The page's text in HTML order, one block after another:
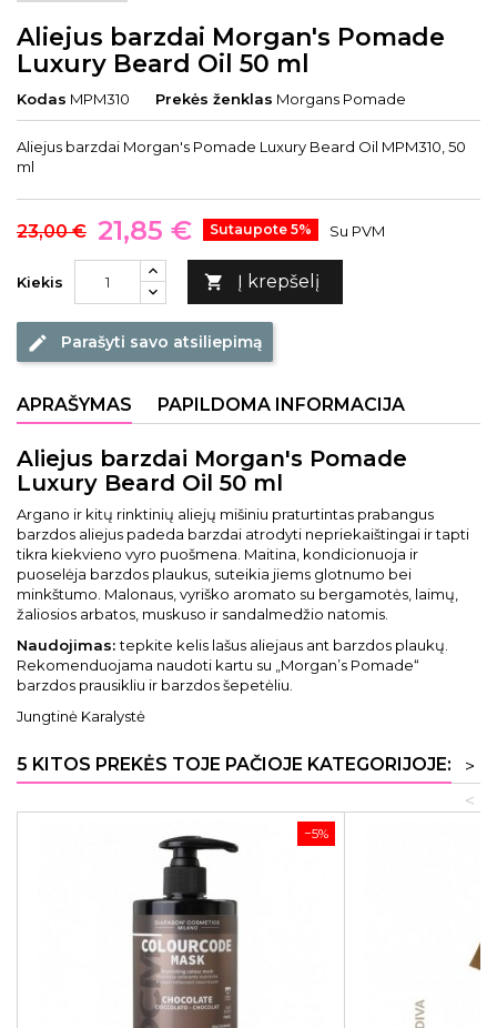
Aliejus barzdai Morgan's Pomade
Luxury Beard Oil 50 ml
Kodas MPM310 Prekės ženklas Morgans Pomade
Aliejus barzdai Morgan's Pomade Luxury Beard Oil MPM310, 50
ml
23,00 € 21,85 € Sutaupote 5% Su PVM
Kiekis  Į krepšelį
edit Parašyti savo atsiliepimą
APRAŠYMAS PAPILDOMA INFORMACIJA
Aliejus barzdai Morgan's Pomade
Luxury Beard Oil 50 ml
Argano ir kitų rinktinių aliejų mišiniu praturtintas prabangus
barzdos aliejus padeda barzdai atrodyti nepriekaištingai ir tapti
tikra kiekvieno vyro puošmena. Maitina, kondicionuoja ir
puoselėja barzdos plaukus, suteikia jiems glotnumo bei
minkštumo. Malonaus, vyriško aromato su bergamotės, laimų,
žaliosios arbatos, muskuso ir sandalmedžio natomis.
Naudojimas:tepkite kelis lašus aliejaus ant barzdos plaukų.
Rekomenduojama naudoti kartu su „Morgan’s Pomade“
barzdos prausikliu ir barzdos šepetėliu.
Jungtinė Karalystė
5 KITOS PREKĖS TOJE PAČIOJE KATEGORIJOJE:
>
<
−5%